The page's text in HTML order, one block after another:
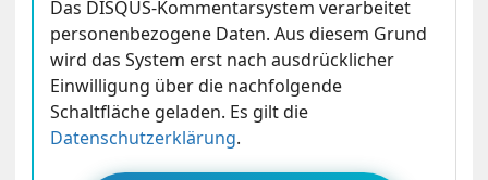
Das DISQUS-Kommentarsystem verarbeitet
personenbezogene Daten. Aus diesem Grund
wird das System erst nach ausdrücklicher
Einwilligung über die nachfolgende
Schaltfläche geladen. Es gilt die
Datenschutzerklärung.